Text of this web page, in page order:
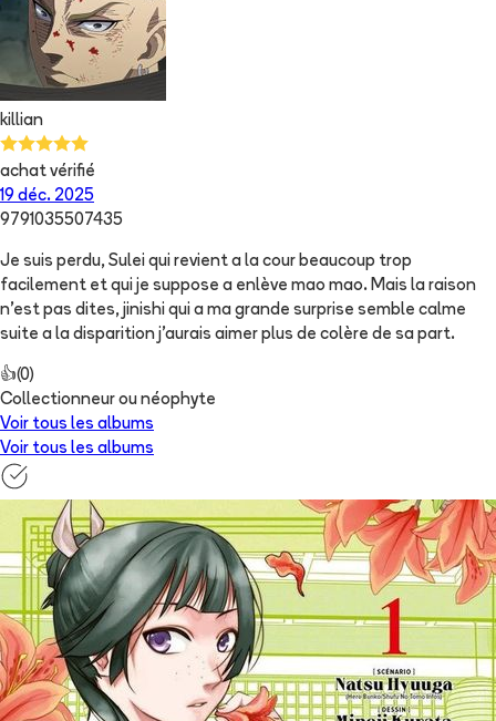
killian
achat vérifié
19 déc. 2025
9791035507435
Je suis perdu, Sulei qui revient a la cour beaucoup trop
facilement et qui je suppose a enlève mao mao. Mais la raison
n'est pas dites, jinishi qui a ma grande surprise semble calme
suite a la disparition j'aurais aimer plus de colère de sa part.
👍(0)
Collectionneur ou néophyte
Voir tous les albums
Voir tous les albums